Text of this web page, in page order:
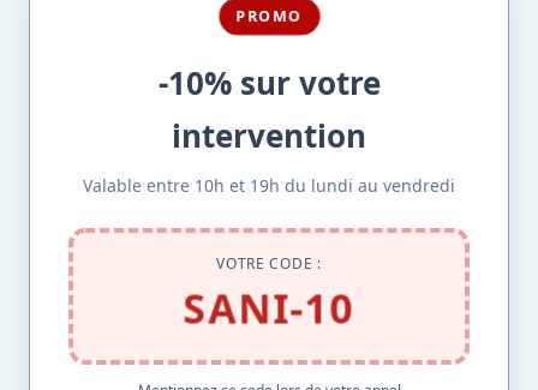
PROMO
-10% sur votre
intervention
Valable entre 10h et 19h du lundi au vendredi
VOTRE CODE :
SANI-10